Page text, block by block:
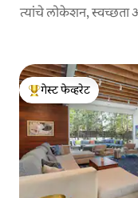
त्यांचे लोकेशन, स्वच्छता
टॉप गेस्ट फेव्हरेट
गेस्ट फेव्हरेट